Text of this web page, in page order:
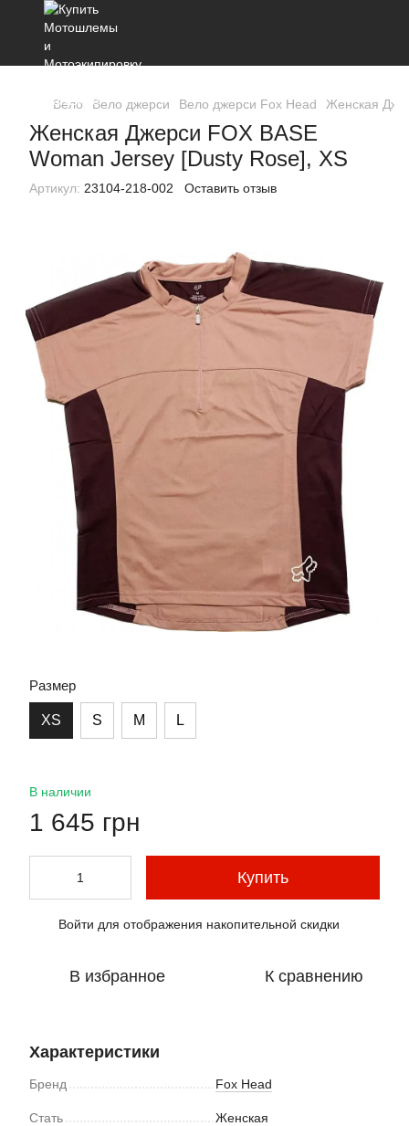
Вело Вело джерси Вело джерси Fox Head Женская
Женская Джерси FOX BASE
Woman Jersey [Dusty Rose], XS
Артикул: 23104-218-002 Оставить отзыв
Размер
XS S M L
В наличии
1 645 грн
Купить
Войти для отображения накопительной скидки
В избранное К сравнению
Характеристики
Бренд Fox Head
Стать Женская